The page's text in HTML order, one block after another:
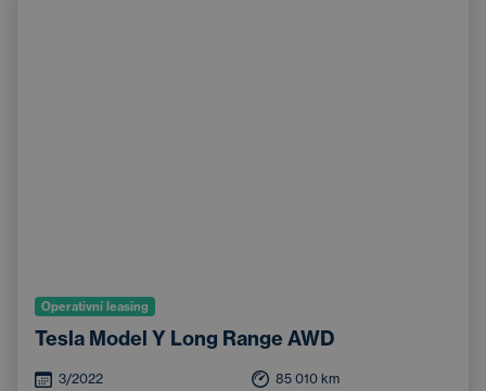
Operativní leasing
Tesla Model Y Long Range AWD
3/2022 85 010 km